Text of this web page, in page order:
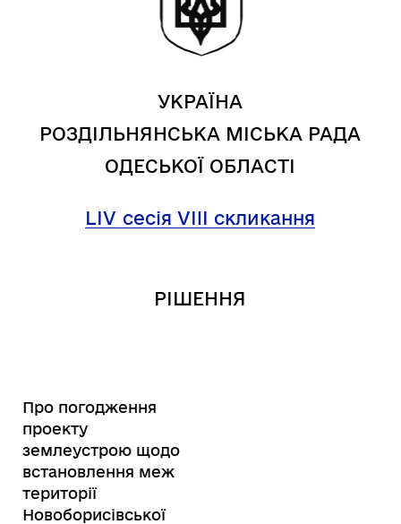
УКРАЇНА
РОЗДІЛЬНЯНСЬКА МІСЬКА РАДА
ОДЕСЬКОЇ ОБЛАСТІ
LІV сесія VIII скликання
РІШЕННЯ
Про погодження
проекту
землеустрою щодо
встановлення меж
території
Новоборисівської